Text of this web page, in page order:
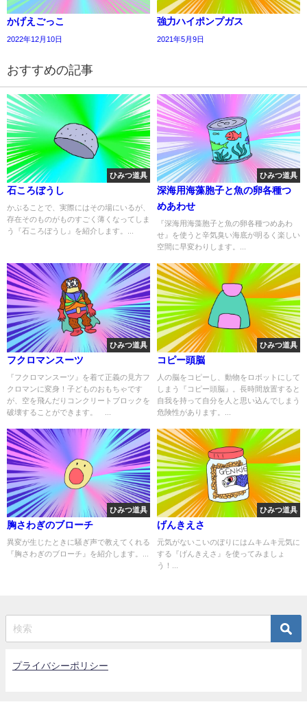
かげえごっこ
2022年12月10日
強力ハイポンプガス
2021年5月9日
おすすめの記事
ひみつ道具
石ころぼうし
かぶることで、実際にはその場にいるが、
存在そのものがものすごく薄くなってしま
う『石ころぼうし』を紹介します。...
ひみつ道具
深海用海藻胞子と魚の卵各種つ
めあわせ
『深海用海藻胞子と魚の卵各種つめあわ
せ』を使うと辛気臭い海底が明るく楽しい
空間に早変わりします。...
ひみつ道具
フクロマンスーツ
『フクロマンスーツ』を着て正義の見方フ
クロマンに変身！子どものおもちゃです
が、空を飛んだりコンクリートブロックを
破壊することができます。 ...
ひみつ道具
コピー頭脳
人の脳をコピーし、動物をロボットにして
しまう『コピー頭脳』。長時間放置すると
自我を持って自分を人と思い込んでしまう
危険性があります。...
ひみつ道具
胸さわぎのブローチ
異変が生じたときに騒ぎ声で教えてくれる
『胸さわぎのブローチ』を紹介します。...
ひみつ道具
げんきえさ
元気がないこいのぼりにはムキムキ元気に
する『げんきえさ』を使ってみましょ
う！...
プライバシーポリシー